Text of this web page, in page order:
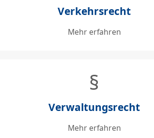
Verkehrsrecht
Mehr erfahren
§
Verwaltungsrecht
Mehr erfahren